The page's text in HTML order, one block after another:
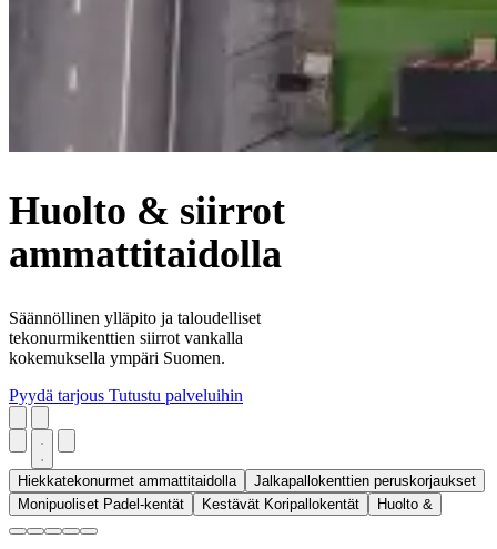
Huolto & siirrot
ammattitaidolla
Säännöllinen ylläpito ja taloudelliset
tekonurmikenttien siirrot vankalla
kokemuksella ympäri Suomen.
Pyydä tarjous Tutustu palveluihin
Hiekkatekonurmet ammattitaidolla
Jalkapallokenttien peruskorjaukset
Monipuoliset Padel-kentät
Kestävät Koripallokentät Huolto &